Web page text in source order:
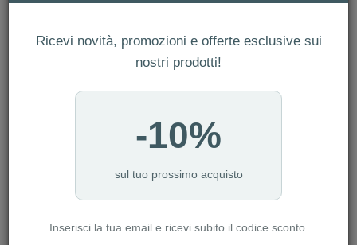
CATEGORIA: BAMBINO
CATEGORIA: DONNA
CATEGORIA: SMARTWATCH
CATEGORIA: UOMO
CATEGORIA: OROLOGI
AZZERA FILTRI
Ricevi novità, promozioni e offerte esclusive sui
nostri prodotti!
-10%
sul tuo prossimo acquisto
Inserisci la tua email e ricevi subito il codice sconto.